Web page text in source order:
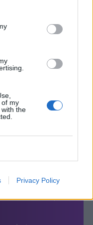
of my
the
Privacy Policy